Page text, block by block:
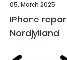
05. March 2025
IPhone
Nordjylland